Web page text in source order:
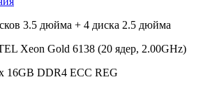
3.5 дюйма + 4 диска 2.5 дюйма
Xeon Gold 6138 (20 ядер, 2.00GHz)
16GB DDR4 ECC REG